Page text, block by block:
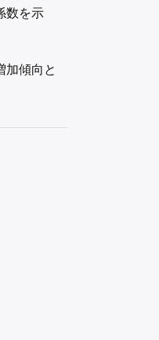
数を示
加傾向と